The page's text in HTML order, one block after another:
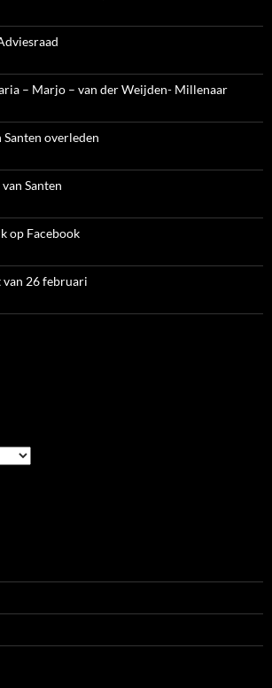
– Marjo – van der Weijden- Millenaar
Santen overleden
Santen
op Facebook
van 26 februari